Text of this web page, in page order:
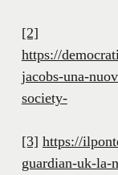
[2]
https://
jacobs-una-
society-
[3] https://
guardian-uk-la-